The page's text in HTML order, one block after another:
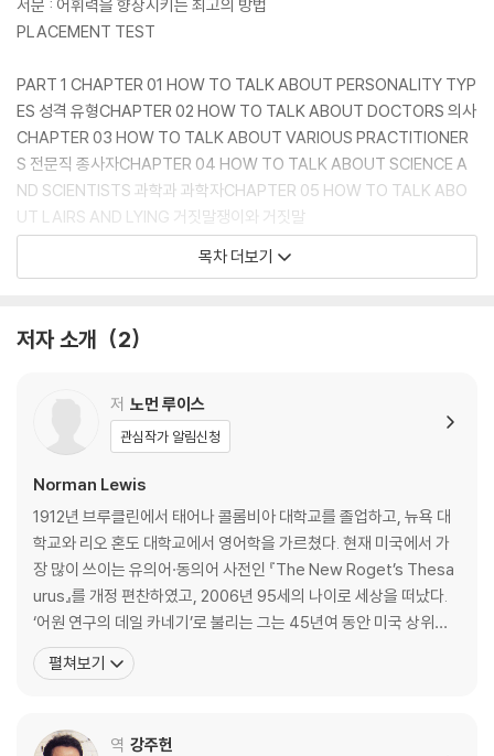
서문 : 어휘력을 향상시키는 최고의 방법
PLACEMENT TEST
PART 1 CHAPTER 01 HOW TO TALK ABOUT PERSONALITY TYP
ES 성격 유형CHAPTER 02 HOW TO TALK ABOUT DOCTORS 의사
CHAPTER 03 HOW TO TALK ABOUT VARIOUS PRACTITIONER
S 전문직 종사자CHAPTER 04 HOW TO TALK ABOUT SCIENCE A
ND SCIENTISTS 과학과 과학자CHAPTER 05 HOW TO TALK ABO
UT LAIRS AND LYING 거짓말쟁이와 거짓말
PTER 07 HOW TO TALK ABOUT VARIOUS SPEECH HABITS 말투
TER 09 HOW TO FLATTER YOUR FRIENDS 친구의 비위를 맞출 때
TEST 2 두 번째 점검 테스트
PART 3 CHAPTER 10 HOW TO TALK ABOUT COMMON PHENO
MENA AND OCCURRENCES 일반적인 현상과 사건CHAPTER 11 HO
W TO TALK ABOUT WHAT GOES ON 당면한 상황CHAPTER 12 H
OW TO TALK ABOUT A VARIETY OF PERSONAL CHARACTERIS
TICS 인간의 다양한 특성
TEST 3 세 번째 점검 테스트
목차 더보기
저자 소개 2
저 노먼 루이스
관심작가 알림신청
Norman Lewis
1912년 브루클린에서 태어나 콜롬비아 대학교를 졸업하고, 뉴욕 대
학교와 리오 혼도 대학교에서 영어학을 가르쳤다. 현재 미국에서 가
장 많이 쓰이는 유의어·동의어 사전인 『The New Roget’s Thesa
urus』를 개정 편찬하였고, 2006년 95세의 나이로 세상을 떠났다.
‘어원 연구의 데일 카네기’로 불리는 그는 45년여 동안 미국 상위권
대학의 학생들을 가르친 경험을 바탕으로 “가장 효과적인 어휘력 확
장 학습법”을 고안했다. 『WORD POWER made easy』는 노먼 교
국에서도 SAT, GRE, G
펼쳐보기
역 강주헌